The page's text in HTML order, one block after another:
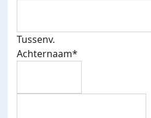
Tussenv.
Achternaam*